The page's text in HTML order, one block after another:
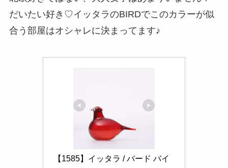
だいたい好き♡イッタラのBIRDでこのカラーが似
合う部屋はオシャレに決まってます♪
【1585】イッタラ / バード バイ